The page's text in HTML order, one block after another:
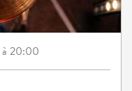
à 20:00